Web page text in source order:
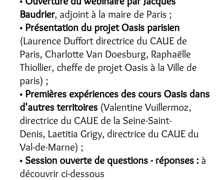
Baudrier, adjoint à la maire de Paris ;
Présentation du projet Oasis parisien
(Laurence Duffort directrice du CAUE de
Paris, Charlotte Van Doesburg, Raphaëlle
Thiollier, cheffe de projet Oasis à la Ville de
paris) ;
Premières expériences des cours Oasis dans
d'autres territoires (Valentine Vuillermoz,
directrice du CAUE de la Seine-Saint-
Denis, Laetitia Grigy, directrice du CAUE du
Val-de-Marne) ;
Session ouverte de questions - réponses : à
découvrir ci-dessous